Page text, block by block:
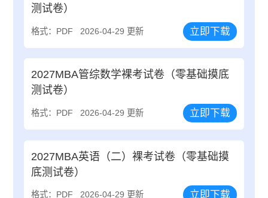
测试卷）
格式：PDF 2026-04-29 更新 立即下载
2027MBA管综数学裸考试卷（零基础摸底
测试卷）
格式：PDF 2026-04-29 更新 立即下载
2027MBA英语（二）裸考试卷（零基础摸
底测试卷）
格式：PDF 2026-04-29 更新 立即下载